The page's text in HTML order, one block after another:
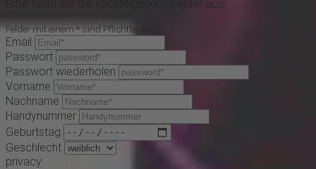
Bitte füllen Sie die nachfolgenden Felder aus!
Felder mit einem * sind Pflichtfelder
Email
Passwort
Passwort wiederholen
Vorname
Nachname
Handynummer
Geburtstag
Geschlecht
privacy